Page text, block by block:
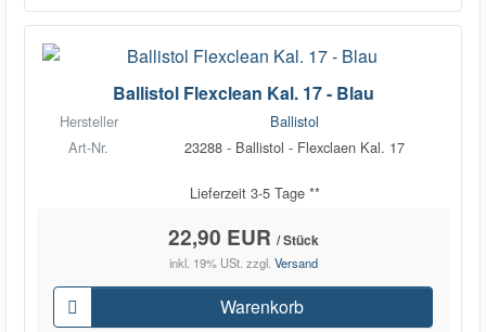
Ballistol Flexclean Kal. 17 - Blau
Hersteller
Ballistol
Art-Nr.
23288 - Ballistol - Flexclaen Kal. 17
Lieferzeit 3-5 Tage **
22,90 EUR / Stück
inkl. 19% USt. zzgl. Versand
Warenkorb